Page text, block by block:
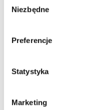
zgody
Niezbędne
Preferencje
Statystyka
Marketing
W cenie nieruchomości
mają charakter orientacyjny
wartość możliwego do
zorientowaniu się przez
rekomendacja,
ani usługa doradztwa.